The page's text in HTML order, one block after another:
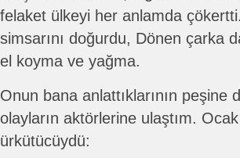
felaket ülkeyi her anlamda
simsarını doğurdu, Dönen çarka
el koyma ve yağma.
Onun bana anlattıklarının
olayların aktörlerine ulaştım.
ürkütücüydü: